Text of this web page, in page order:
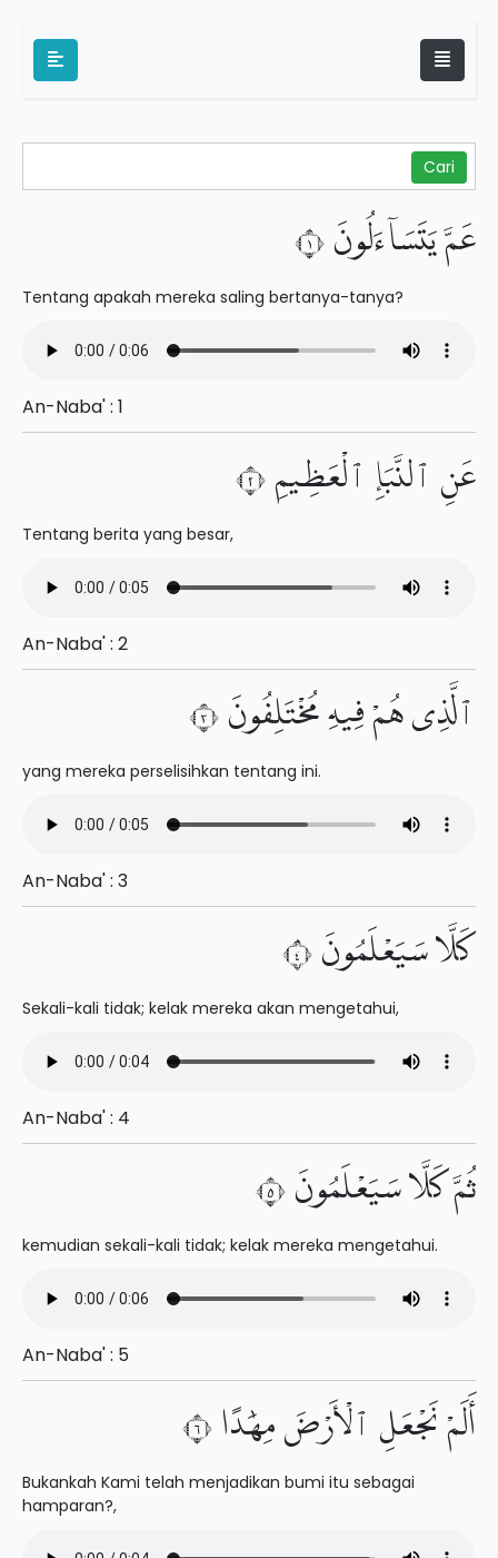
عَمَّ يَتَسَآءَلُونَ ١
Tentang apakah mereka saling bertanya-tanya?
An-Naba' : 1
عَنِ ٱلنَّبَإِ ٱلْعَظِيمِ ٢
Tentang berita yang besar,
An-Naba' : 2
ٱلَّذِى هُمْ فِيهِ مُخْتَلِفُونَ ٣
yang mereka perselisihkan tentang ini.
An-Naba' : 3
كَلَّا سَيَعْلَمُونَ ٤
Sekali-kali tidak; kelak mereka akan mengetahui,
An-Naba' : 4
ثُمَّ كَلَّا سَيَعْلَمُونَ ٥
kemudian sekali-kali tidak; kelak mereka mengetahui.
An-Naba' : 5
أَلَمْ نَجْعَلِ ٱلْأَرْضَ مِهَٰدًا ٦
Bukankah Kami telah menjadikan bumi itu sebagai
hamparan?,